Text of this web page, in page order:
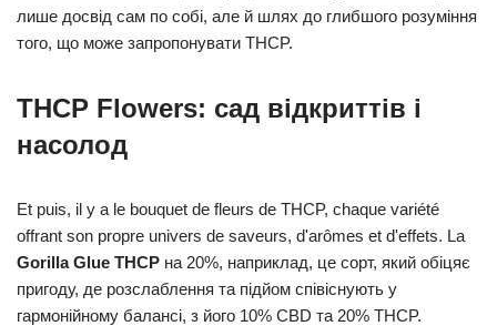
лише досвід сам по собі, але й шлях до глибшого розуміння
того, що може запропонувати THCP.
THCP Flowers: сад відкриттів і
насолод
Et puis, il y a le bouquet de fleurs de THCP, chaque variété
offrant son propre univers de saveurs, d'arômes et d'effets. La
Gorilla Glue THCP на 20%, наприклад, це сорт, який обіцяє
пригоду, де розслаблення та підйом співіснують у
гармонійному балансі, з його 10% CBD та 20% THCP.